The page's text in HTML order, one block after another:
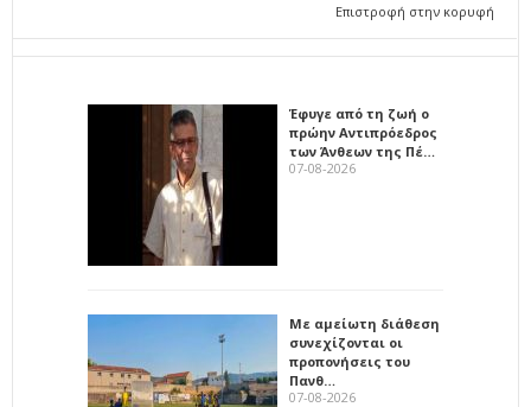
Επιστροφή στην κορυφή
Έφυγε από τη ζωή ο
πρώην Αντιπρόεδρος
των Άνθεων της Πέ…
07-08-2026
Με αμείωτη διάθεση
συνεχίζονται οι
προπονήσεις του
Πανθ…
07-08-2026